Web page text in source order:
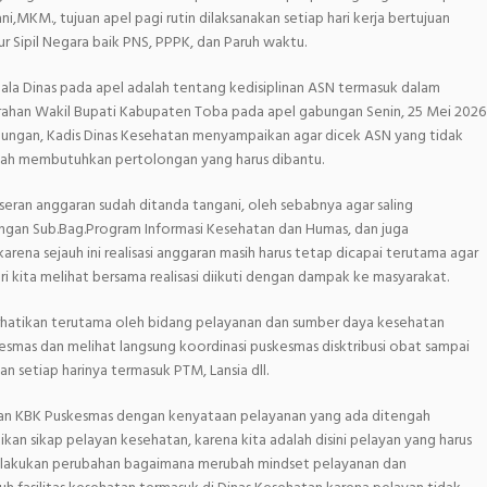
tujuan apel pagi rutin dilaksanakan setiap hari kerja bertujuan
Negara baik PNS, PPPK, dan Paruh waktu.
Dinas pada apel adalah tentang kedisiplinan ASN termasuk dalam
Wakil Bupati Kabupaten Toba pada apel gabungan Senin, 25 Mei 2026
Kadis Dinas Kesehatan menyampaikan agar dicek ASN yang tidak
membutuhkan pertolongan yang harus dibantu.
anggaran sudah ditanda tangani, oleh sebabnya agar saling
Sub.Bag.Program Informasi Kesehatan dan Humas, dan juga
sejauh ini realisasi anggaran masih harus tetap dicapai terutama agar
kita melihat bersama realisasi diikuti dengan dampak ke masyarakat.
terutama oleh bidang pelayanan dan sumber daya kesehatan
dan melihat langsung koordinasi puskesmas disktribusi obat sampai
setiap harinya termasuk PTM, Lansia dll.
KBK Puskesmas dengan kenyataan pelayanan yang ada ditengah
sikap pelayan kesehatan, karena kita adalah disini pelayan yang harus
perubahan bagaimana merubah mindset pelayanan dan